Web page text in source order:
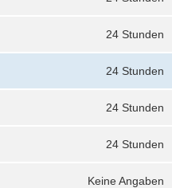
24 Stunden
24 Stunden
24 Stunden
24 Stunden
Keine Angaben